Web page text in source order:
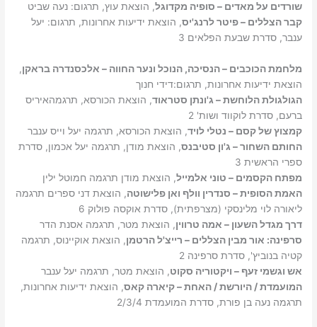
שורדים על מאדים – סופיה מקדוגל, הוצאת עוץ, תרגום: נעה שביט
קבר הצללים – פיטר לרנג'יס, הוצאת ידיעות אחרונות, תרגום: יעל
ענבר, סדרת שבעת הפלאים 3
מלחמת הכוכבים – הנסיכה, הנוכל ונער החווה – אלכסנדרה בראקן,
הוצאת ידיעות אחרונות, תרגום:דידי חנוך
הגולגולת הלוחשת – ג'ונתן סטראוד, הוצאת הכורסא, תרגמהאיריס
ברעם, סדרת לוקווד ושות' 2
קמצוץ של קסם – נטלי לויד, הוצאת הכורסא, תרגמה יעל וייס ענבר
החותם השחור – ג'ון סטיבנס, הוצאת מודן, תרגמה יעל אכמון, סדרת
ספרי הראשית 3
מפתח הקסמים – טוני אלמייל, הוצאת מודן תרגמה חמוטל ילין
האמת הסופית – סנדרין וולף ואן פלישוטה, הוצאת דני ספרים תרגמה
ליאורה לוי מלינסקי (מצרפתית), סדרת אוקסה פולוק 6
דרך מגדל השעון – אמה טרווין, הוצאת מטר, תרגמה אסנת הדר
סרפינה: אור מבין הצללים – רייצ'ל הרטמן, הוצאת אוקיינוס, תרגמה
קטיה בנוביץ', סדרת סרפינה 2
אש וגשמי זעף – ויקטוריה סקוט, הוצאת מטר, תרגמה יעל ענבר
המועמדת / היורשת / האחת – קיארה קאס, הוצאת ידיעות אחרונות,
תרגמה נעה בן פורת, סדרת המועמדת 2/3/4